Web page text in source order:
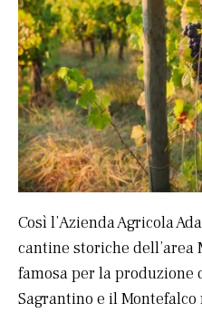
Così l’Azienda Agricola
cantine storiche dell’area
famosa per la
Sagrantino e il